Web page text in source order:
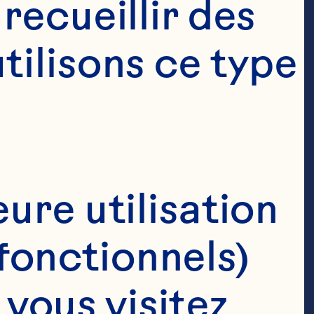
des
ce type
utilisation
visitez